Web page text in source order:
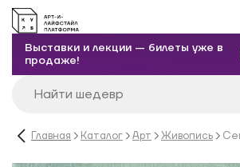
Выставки и лекции — билеты уже в
продаже!
Главная Каталог Арт Живопись